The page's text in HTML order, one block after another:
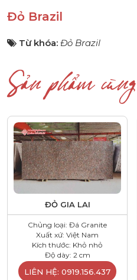
Đỏ Brazil
Từ khóa: Đỏ Brazil
Sản phẩm
ĐỎ GIA LAI
Chủng loại: Đá Granite
Xuất xứ: Việt Nam
Kích thước: Khỏ nhỏ
Độ dày: 2 cm
LIÊN HỆ: 0919.156.437